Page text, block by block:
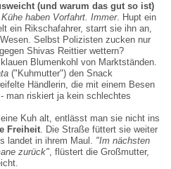
(und warum das gut so ist)
haben Vorfahrt. Immer. Hupt ein
ein Rikschafahrer, starrt sie ihn an,
Selbst Polizisten zucken nur
Shivas Reittier wettern?
Blumenkohl von Marktständen.
("Kuhmutter") den Snack
Händlerin, die mit einem Besen
man riskiert ja kein schlechtes
Kuh alt, entlässt man sie nicht ins
Freiheit. Die Straße füttert sie weiter
landet in ihrem Maul. "Im nächsten
zurück", flüstert die Großmutter,